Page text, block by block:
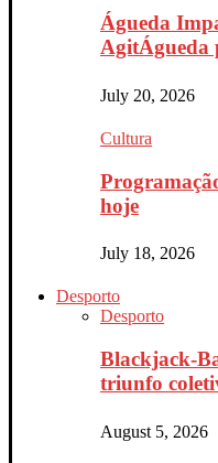
Águeda
AgitÁgueda
July 20, 2026
Cultura
hoje
July 18, 2026
Desporto
Desporto
Blackjack-
triunfo
August 5, 2026